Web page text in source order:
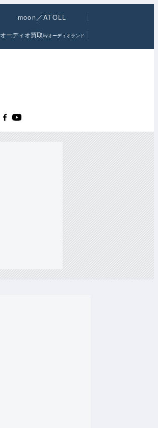
moon／ATOLL
オーディオ買取byオーディオランド